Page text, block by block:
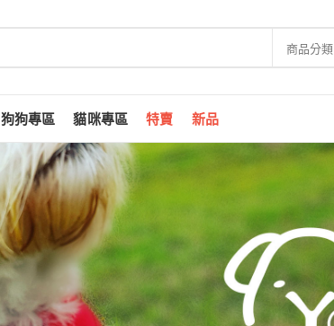
商品分類
狗狗專區 貓咪專區 特賣 新品